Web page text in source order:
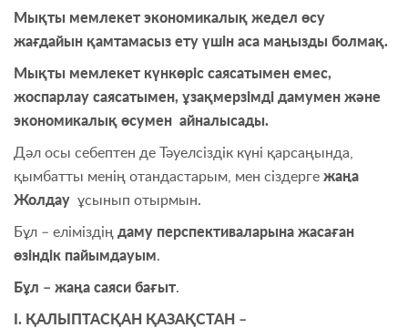
Мықты мемлекет экономикалық жедел өсу
жағдайын қамтамасыз ету үшін аса маңызды болмақ.
Мықты мемлекет күнкөріс саясатымен емес,
жоспарлау саясатымен, ұзақмерзімді дамумен және
экономикалық өсумен айналысады.
Дәл осы себептен де Тәуелсіздік күні қарсаңында,
қымбатты менің отандастарым, мен сіздерге жаңа
Жолдау ұсынып отырмын.
Бұл – еліміздің даму перспективаларына жасаған
өзіндік пайымдауым.
Бұл – жаңа саяси бағыт.
І. ҚАЛЫПТАСҚАН ҚАЗАҚСТАН –